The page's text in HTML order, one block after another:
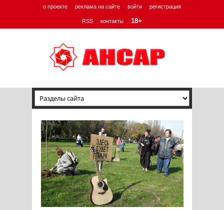
о проекте реклама на сайте войти регистрация
RSS контакты 18+